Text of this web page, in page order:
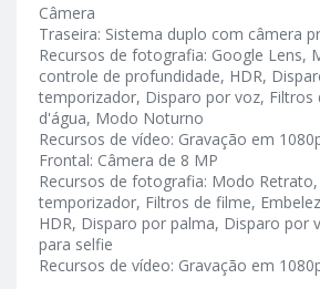
Câmera
Traseira: Sistema duplo com câmera
Recursos de fotografia: Google Lens,
controle de profundidade, HDR,
temporizador, Disparo por voz, Filtros
d'água, Modo Noturno
Recursos de vídeo: Gravação em
Frontal: Câmera de 8 MP
Recursos de fotografia: Modo
temporizador, Filtros de filme,
HDR, Disparo por palma, Disparo por
para selfie
Recursos de vídeo: Gravação em